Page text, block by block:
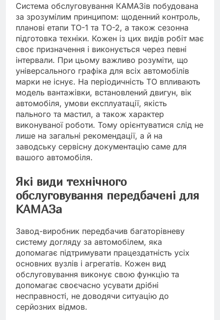
Система обслуговування КАМАЗів побудована
за зрозумілим принципом: щоденний контроль,
планові етапи ТО-1 та ТО-2, а також сезонна
підготовка техніки. Кожен із цих видів робіт має
своє призначення і виконується через певні
інтервали. При цьому важливо розуміти, що
універсального графіка для всіх автомобілів
марки не існує. На періодичність ТО впливають
модель вантажівки, встановлений двигун, вік
автомобіля, умови експлуатації, якість
пального та мастил, а також характер
виконуваної роботи. Тому орієнтуватися слід не
лише на загальні рекомендації, а й на
заводську сервісну документацію саме для
вашого автомобіля.
Які види технічного
обслуговування передбачені для
КАМАЗа
Завод-виробник передбачив багаторівневу
систему догляду за автомобілем, яка
допомагає підтримувати працездатність усіх
основних вузлів і агрегатів. Кожен вид
обслуговування виконує свою функцію та
допомагає своєчасно усувати дрібні
несправності, не доводячи ситуацію до
серйозних відмов.